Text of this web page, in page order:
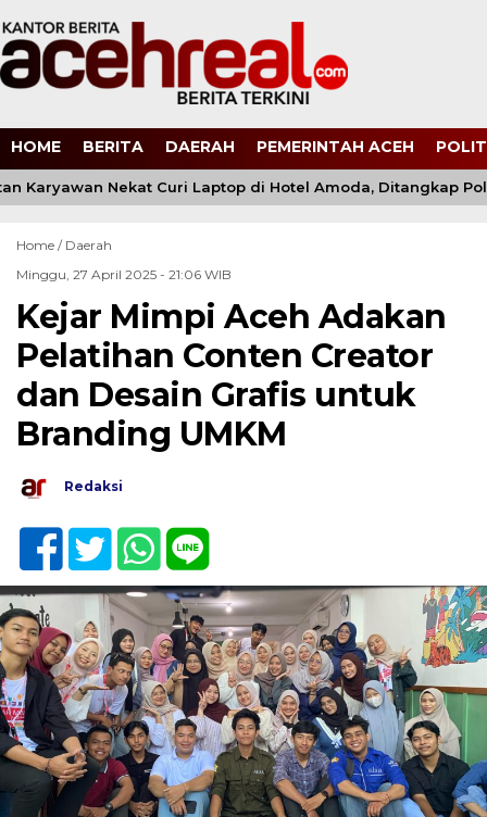
HOME BERITA DAERAH PEMERINTAH ACEH
Nekat Curi Laptop di Hotel Amoda, Ditangkap Polisi
Home / Daerah
Minggu, 27 April 2025 - 21:06 WIB
Kejar Mimpi Aceh Adakan
Pelatihan Conten Creator
dan Desain Grafis untuk
Branding UMKM
Redaksi